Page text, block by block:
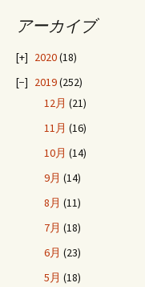
アーカイブ
2020(18)
2019(252)
12月 (21)
11月 (16)
10月 (14)
9月 (14)
8月 (11)
7月 (18)
6月 (23)
5月 (18)